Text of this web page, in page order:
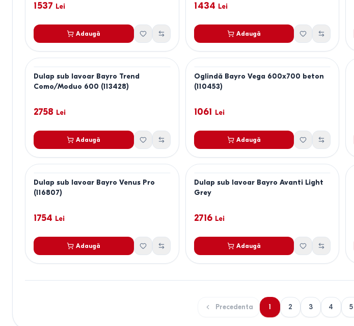
1537 Lei
Adaugă
1434 Lei
Adaugă
Dulap sub lavoar Bayro Trend
Como/Moduo 600 (113428)
2758 Lei
Adaugă
Oglindă Bayro Vega 600x700 beton
(110453)
1061 Lei
Adaugă
Dulap sub lavoar Bayro Venus Pro
(116807)
1754 Lei
Adaugă
Dulap sub lavoar Bayro Avanti Light
Grey
2716 Lei
Adaugă
Precedenta 1 2 3 4 5